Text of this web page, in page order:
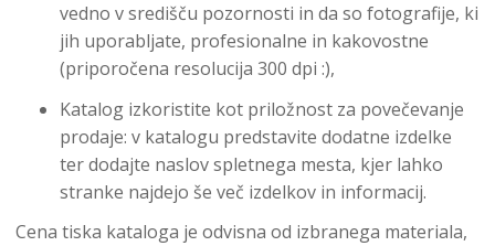
vedno v središču pozornosti in da so fotografije, ki
jih uporabljate, profesionalne in kakovostne
(priporočena resolucija 300 dpi :),
Katalog izkoristite kot priložnost za povečevanje
prodaje: v katalogu predstavite dodatne izdelke
ter dodajte naslov spletnega mesta, kjer lahko
stranke najdejo še več izdelkov in informacij.
Cena tiska kataloga je odvisna od izbranega materiala,